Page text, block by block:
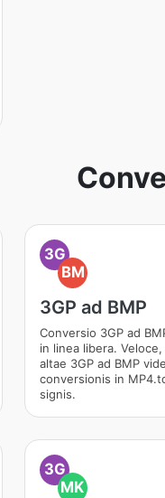
3G
BM
3GP ad BMP
Conversio 3GP ad
in linea libera.
altae 3GP ad BMP
conversionis in
signis.
3G
MK